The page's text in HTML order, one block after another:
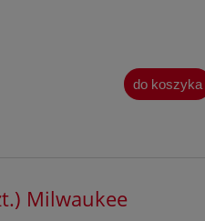
do koszyka
Milwaukee